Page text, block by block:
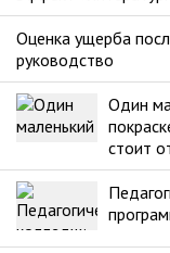
Оценка ущерба
руководство
Один
стоит